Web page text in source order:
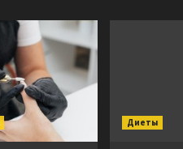
Диеты